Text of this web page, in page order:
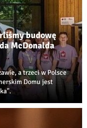
budowę
McDonalda
a trzeci w Polsce
Domu jest